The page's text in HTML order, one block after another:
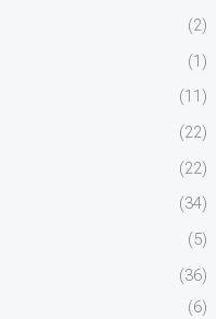
(2)
(1)
(11)
(22)
(22)
(34)
(5)
(36)
(6)